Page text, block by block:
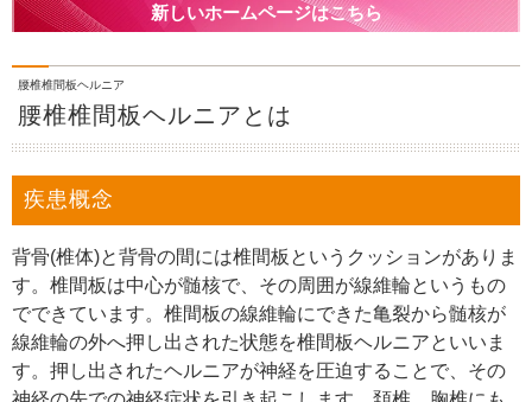
新しいホームページはこちら
腰椎椎間板ヘルニア
腰椎椎間板ヘルニアとは
疾患概念
背骨(椎体)と背骨の間には椎間板というクッションがありま
す。椎間板は中心が髄核で、その周囲が線維輪というもの
でできています。椎間板の線維輪にできた亀裂から髄核が
線維輪の外へ押し出された状態を椎間板ヘルニアといいま
す。押し出されたヘルニアが神経を圧迫することで、その